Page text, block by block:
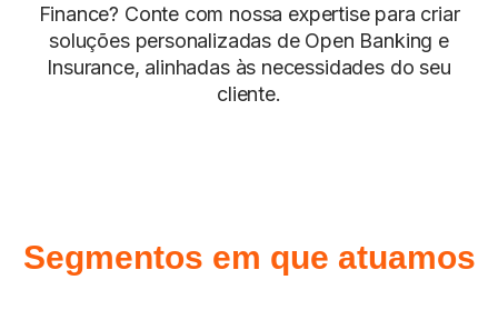
Finance? Conte com nossa expertise para criar
soluções personalizadas de Open Banking e
Insurance, alinhadas às necessidades do seu
cliente.
Segmentos em que atuamos